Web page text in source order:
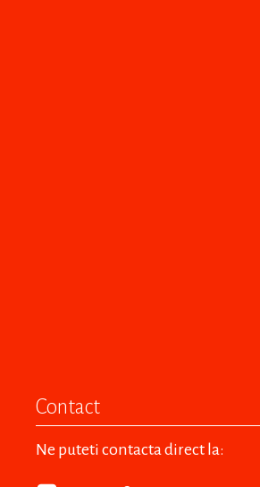
Contact
Ne puteti contacta direct la: